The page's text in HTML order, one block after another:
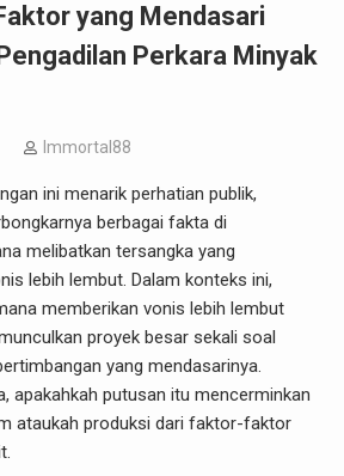
yang Mendasari
Perkara Minyak
Immortal88
ini menarik perhatian publik,
berbagai fakta di
melibatkan tersangka yang
lebih lembut. Dalam konteks ini,
memberikan vonis lebih lembut
proyek besar sekali soal
yang mendasarinya.
apakahkah putusan itu mencerminkan
ataukah produksi dari faktor-faktor